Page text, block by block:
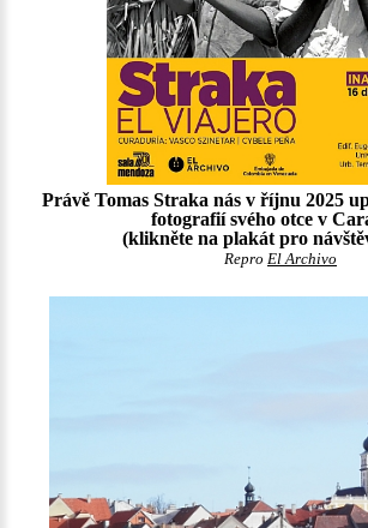
Právě Tomas Straka nás v říjnu 2025
fotografií svého otce v
(klikněte na plakát pro
Repro El Archivo